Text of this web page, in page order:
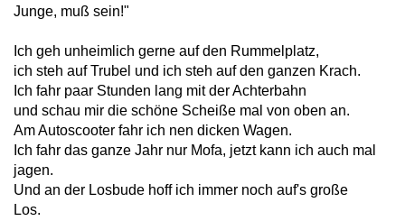
Junge, muß sein!"
Ich geh unheimlich gerne auf den Rummelplatz,
ich steh auf Trubel und ich steh auf den ganzen Krach.
Ich fahr paar Stunden lang mit der Achterbahn
und schau mir die schöne Scheiße mal von oben an.
Am Autoscooter fahr ich nen dicken Wagen.
Ich fahr das ganze Jahr nur Mofa, jetzt kann ich auch mal
jagen.
Und an der Losbude hoff ich immer noch auf's große
Los.